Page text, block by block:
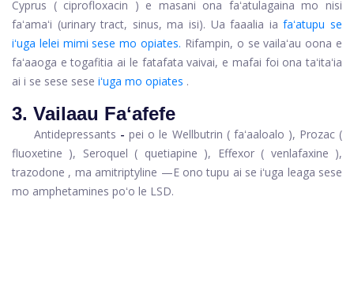
Cyprus ( ciprofloxacin ) e masani ona faʻatulagaina mo nisi
faʻamaʻi (urinary tract, sinus, ma isi). Ua faaalia ia faʻatupu se
iʻuga lelei mimi sese mo opiates. Rifampin, o se vailaʻau oona e
faʻaaoga e togafitia ai le fatafata vaivai, e mafai foi ona taʻitaʻia
ai i se sese sese iʻuga mo opiates .
3. Vailaau Faʻafefe
Antidepressants - pei o le Wellbutrin ( faʻaaloalo ), Prozac (
fluoxetine ), Seroquel ( quetiapine ), Effexor ( venlafaxine ),
trazodone , ma amitriptyline —E ono tupu ai se iʻuga leaga sese
mo amphetamines poʻo le LSD.